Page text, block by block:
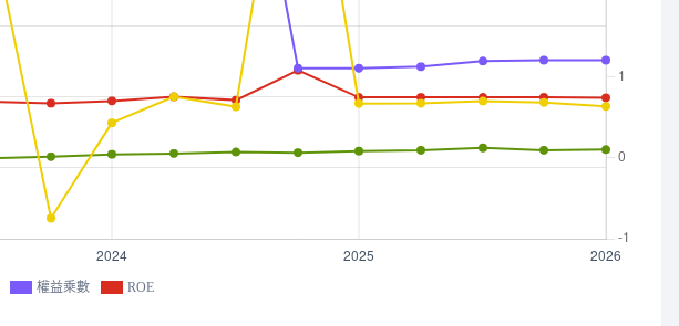
權益乘數 ROE